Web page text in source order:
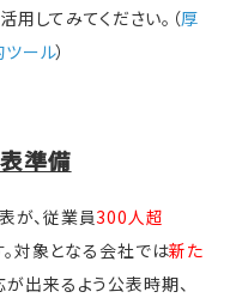
用してみてください。（厚
ール）
準備
が、従業員300人超
対象となる会社では新た
が出来るよう公表時期、